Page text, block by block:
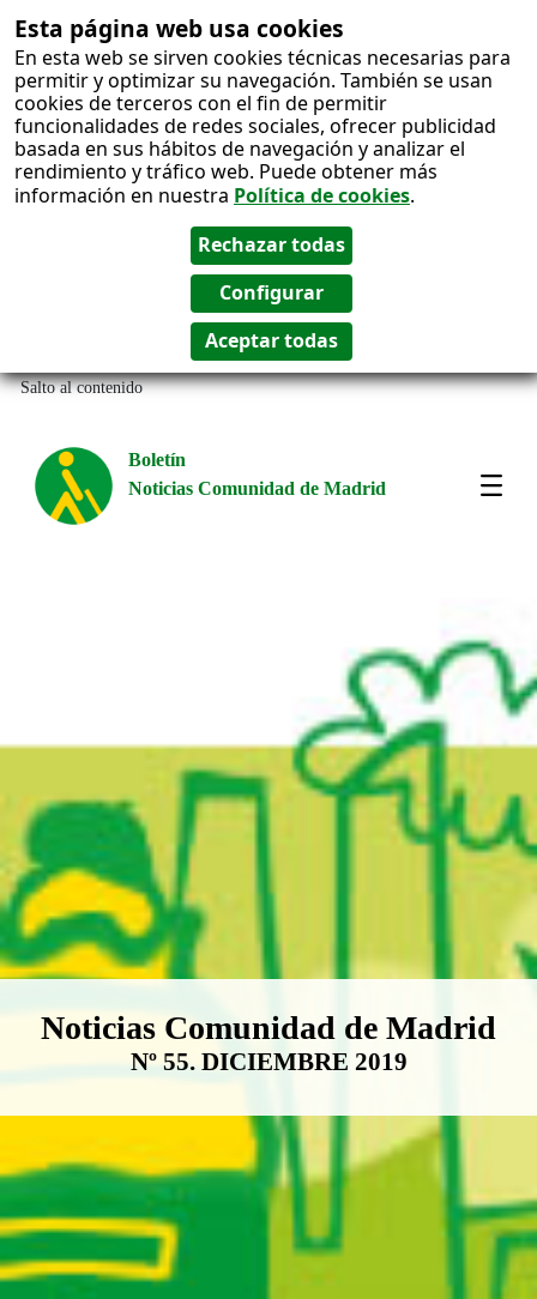
Esta página web usa cookies
En esta web se sirven cookies técnicas necesarias para
permitir y optimizar su navegación. También se usan
cookies de terceros con el fin de permitir
funcionalidades de redes sociales, ofrecer publicidad
basada en sus hábitos de navegación y analizar el
rendimiento y tráfico web. Puede obtener más
información en nuestra Política de cookies.
Salto al contenido
Boletín
Noticias Comunidad de Madrid
Boletín Noticias Comunidad de
Noticias Comunidad de Madrid
Nº 55. DICIEMBRE 2019